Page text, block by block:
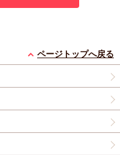
ページトップへ戻る